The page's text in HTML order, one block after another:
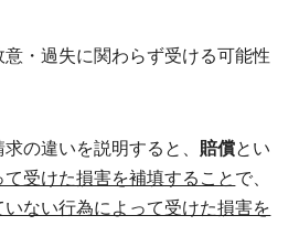
・過失に関わらず受ける可能性
の違いを説明すると、 賠償とい
受けた損害を補填すること で、
ない行為によって受けた損害を